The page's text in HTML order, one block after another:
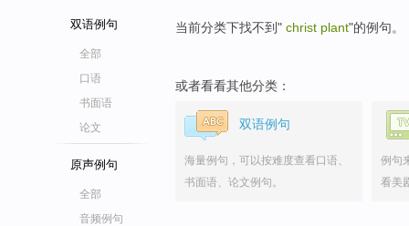
双语例句
全部
口语
书面语
论文
原声例句
全部
音频例句
当前分类下找不到" christ plant"的例句。
或者看看其他分类：
双语例句
海量例句，可以按难度查看口语、
书面语、论文例句。
例句
看美